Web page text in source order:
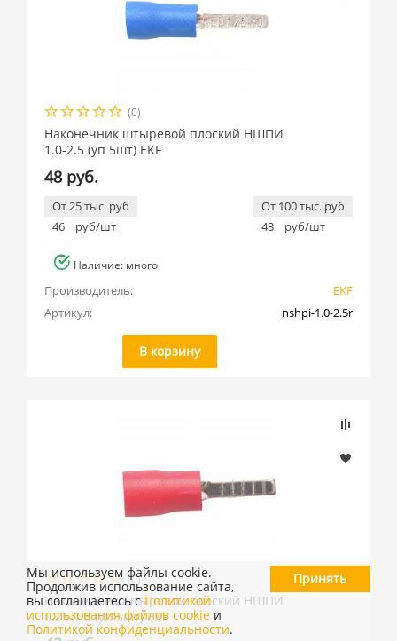
(0)
Наконечник штыревой плоский НШПИ
1.0-2.5 (уп 5шт) EKF
48 руб.
От 25 тыс. руб
46
руб/шт
От 100 тыс. руб
43
руб/шт
Наличие: много
Производитель:
EKF
Артикул:
nshpi-1.0-2.5r
В корзину
(0)
Наконечник штыревой плоский НШПИ
0.25-1.5 (уп 5шт) EKF
Мы используем файлы cookie.
Продолжив использование сайта,
вы соглашаетесь сПолитикой
использования файлов cookie и
Политикой конфиденциальности.
Принять